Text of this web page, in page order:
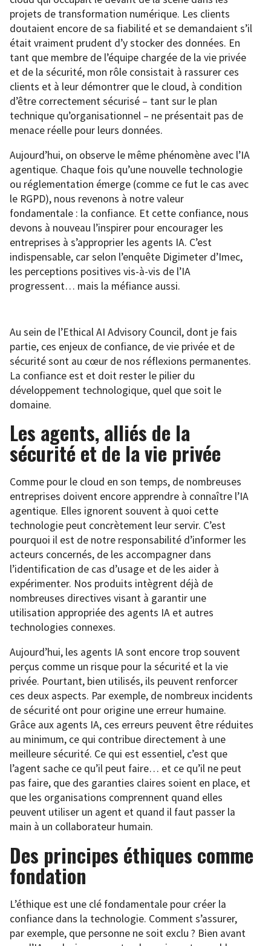
projets de transformation numérique. Les clients
doutaient encore de sa fiabilité et se demandaient s’il
était vraiment prudent d’y stocker des données. En
tant que membre de l’équipe chargée de la vie privée
et de la sécurité, mon rôle consistait à rassurer ces
clients et à leur démontrer que le cloud, à condition
d’être correctement sécurisé – tant sur le plan
technique qu’organisationnel – ne présentait pas de
menace réelle pour leurs données.
Aujourd’hui, on observe le même phénomène avec l’IA
agentique. Chaque fois qu’une nouvelle technologie
ou réglementation émerge (comme ce fut le cas avec
le RGPD), nous revenons à notre valeur
fondamentale : la confiance. Et cette confiance, nous
devons à nouveau l’inspirer pour encourager les
entreprises à s’approprier les agents IA. C’est
indispensable, car selon l’enquête Digimeter d’Imec,
les perceptions positives vis-à-vis de l’IA
progressent… mais la méfiance aussi.
Au sein de l’Ethical AI Advisory Council, dont je fais
partie, ces enjeux de confiance, de vie privée et de
sécurité sont au cœur de nos réflexions permanentes.
La confiance est et doit rester le pilier du
développement technologique, quel que soit le
domaine.
Les agents, alliés de la
sécurité et de la vie privée
Comme pour le cloud en son temps, de nombreuses
entreprises doivent encore apprendre à connaître l’IA
agentique. Elles ignorent souvent à quoi cette
technologie peut concrètement leur servir. C’est
pourquoi il est de notre responsabilité d’informer les
acteurs concernés, de les accompagner dans
l’identification de cas d’usage et de les aider à
expérimenter. Nos produits intègrent déjà de
nombreuses directives visant à garantir une
utilisation appropriée des agents IA et autres
technologies connexes.
Aujourd’hui, les agents IA sont encore trop souvent
perçus comme un risque pour la sécurité et la vie
privée. Pourtant, bien utilisés, ils peuvent renforcer
ces deux aspects. Par exemple, de nombreux incidents
de sécurité ont pour origine une erreur humaine.
Grâce aux agents IA, ces erreurs peuvent être réduites
au minimum, ce qui contribue directement à une
meilleure sécurité. Ce qui est essentiel, c’est que
l’agent sache ce qu’il peut faire… et ce qu’il ne peut
pas faire, que des garanties claires soient en place, et
que les organisations comprennent quand elles
peuvent utiliser un agent et quand il faut passer la
main à un collaborateur humain.
Des principes éthiques comme
fondation
L’éthique est une clé fondamentale pour créer la
confiance dans la technologie. Comment s’assurer,
par exemple, que personne ne soit exclu ? Bien avant